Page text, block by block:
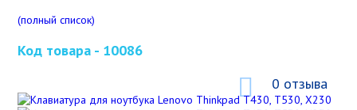
(полный список)
Код товара - 10086
0 отзыва